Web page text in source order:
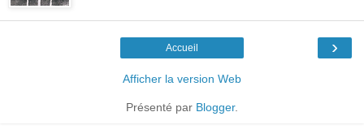
›
Accueil
Afficher la version Web
Présenté par Blogger.